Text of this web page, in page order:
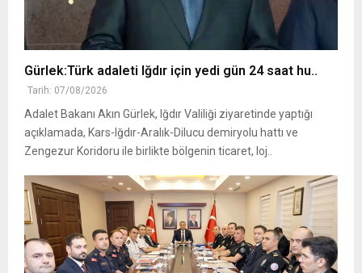
Gürlek:Türk adaleti Iğdır için yedi gün 24 saat hu..
Tarih: 07/08/2026
Adalet Bakanı Akın Gürlek, Iğdır Valiliği ziyaretinde yaptığı
açıklamada, Kars-Iğdır-Aralık-Dilucu demiryolu hattı ve
Zengezur Koridoru ile birlikte bölgenin ticaret, loj..